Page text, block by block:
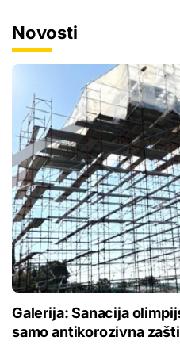
Novosti
Galerija: Sanacija
samo antikorozivna